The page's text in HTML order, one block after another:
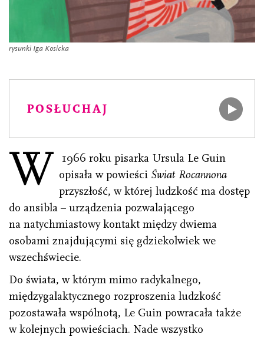
rysunki Iga Kosicka
POSŁUCHAJ
W
1966 roku pisarka Ursula Le Guin
opisała w powieści Świat Rocannona
przyszłość, w której ludzkość ma dostęp
do ansibla – urządzenia pozwalającego
na natychmiastowy kontakt między dwiema
osobami znajdującymi się gdziekolwiek we
wszechświecie.
Do świata, w którym mimo radykalnego,
międzygalaktycznego rozproszenia ludzkość
pozostawała wspólnotą, Le Guin powracała także
w kolejnych powieściach. Nade wszystko